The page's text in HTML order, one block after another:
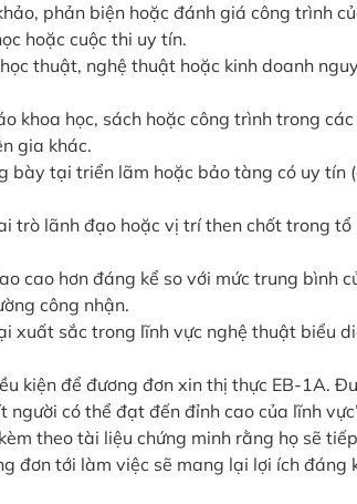
phản biện hoặc đánh giá công trình
hoặc cuộc thi uy tín.
thuật, nghệ thuật hoặc kinh doanh
khoa học, sách hoặc công trình trong
gia khác.
bày tại triển lãm hoặc bảo tàng có uy tín
trò lãnh đạo hoặc vị trí then chốt trong tổ
cao hơn đáng kể so với mức trung bình
công nhận.
xuất sắc trong lĩnh vực nghệ thuật biểu
kiện để đương đơn xin thị thực EB-1A.
có thể đạt đến đỉnh cao của lĩnh
theo tài liệu chứng minh rằng họ sẽ
đơn tới làm việc sẽ mang lại lợi ích đáng